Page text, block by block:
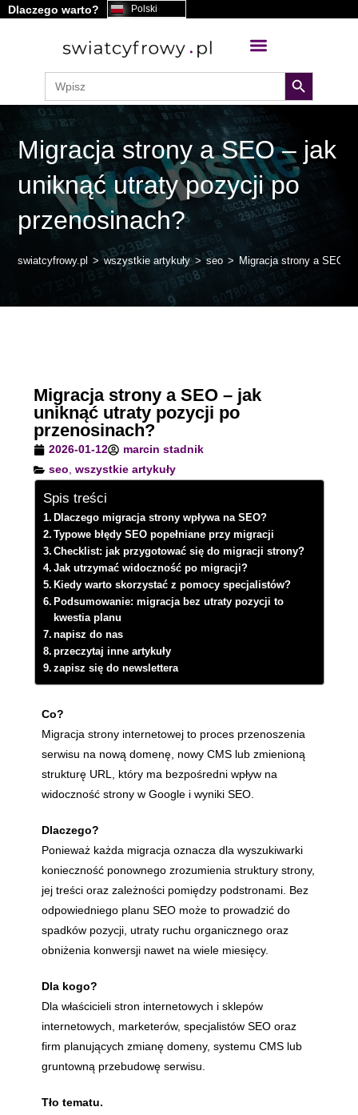
treści
Dlaczego warto? Polski
Search
for:
search button
Migracja strony a SEO – jak
uniknąć utraty pozycji po
przenosinach?
swiatcyfrowy.pl > wszystkie artykuły > seo > Migracja strony a SEO
Migracja strony a SEO – jak
uniknąć utraty pozycji po
przenosinach?
2026-01-12
marcin stadnik
seo ,wszystkie artykuły
Spis treści
Dlaczego migracja strony wpływa na SEO?
Typowe błędy SEO popełniane przy migracji
Checklist: jak przygotować się do migracji strony?
Jak utrzymać widoczność po migracji?
Kiedy warto skorzystać z pomocy specjalistów?
Podsumowanie: migracja bez utraty pozycji to
kwestia planu
napisz do nas
przeczytaj inne artykuły
zapisz się do newslettera
Co?
Migracja strony internetowej to proces przenoszenia
serwisu na nową domenę, nowy CMS lub zmienioną
strukturę URL, który ma bezpośredni wpływ na
widoczność strony w Google i wyniki SEO.
Dlaczego?
Ponieważ każda migracja oznacza dla wyszukiwarki
konieczność ponownego zrozumienia struktury strony,
jej treści oraz zależności pomiędzy podstronami. Bez
odpowiedniego planu SEO może to prowadzić do
spadków pozycji, utraty ruchu organicznego oraz
obniżenia konwersji nawet na wiele miesięcy.
Dla kogo?
Dla właścicieli stron internetowych i sklepów
internetowych, marketerów, specjalistów SEO oraz
firm planujących zmianę domeny, systemu CMS lub
gruntowną przebudowę serwisu.
Tło tematu.